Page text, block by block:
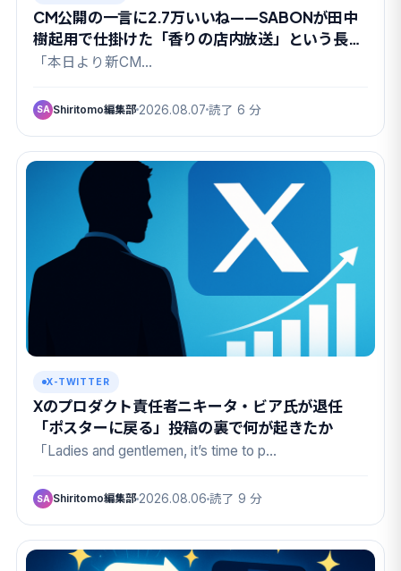
CM公開の一言に2.7万いいね——SABONが田中
樹起用で仕掛けた「香りの店内放送」という長期
戦
「本日より新CM…
SA Shiritomo編集部 2026.08.07 読了 6 分
X-TWITTER
Xのプロダクト責任者ニキータ・ビア氏が退任
「ポスターに戻る」投稿の裏で何が起きたか
「Ladies and gentlemen, it’s time to p…
SA Shiritomo編集部 2026.08.06 読了 9 分